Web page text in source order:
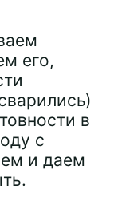
его,
в
с
и даем